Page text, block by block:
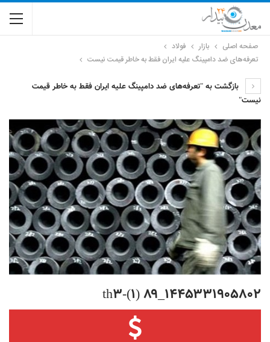
صفحه اصلی بازار
فولاد
تعرفه‌های ضد دامپینگ علیه ایران فقط به خاطر قیمت نیست
بازگشت به "تعرفه‌های ضد دامپینگ علیه ایران فقط به خاطر قیمت
نیست"
۱۴۴۵۳۳۱۹۰۵۸۰۲_۸۹ (۱)-th3